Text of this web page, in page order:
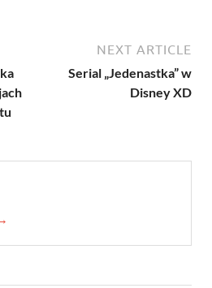
NEXT ARTICLE
Serial „Jedenastka” w
Disney XD